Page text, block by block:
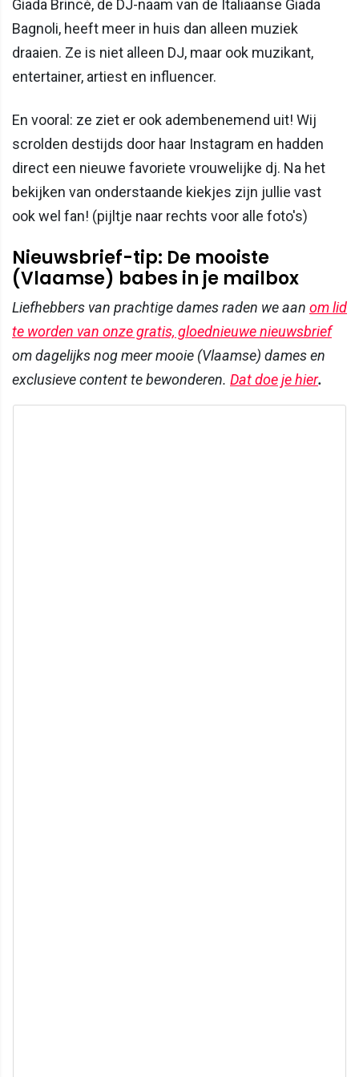
Giada Brincè, de DJ-naam van de Italiaanse Giada
Bagnoli, heeft meer in huis dan alleen muziek
draaien. Ze is niet alleen DJ, maar ook muzikant,
entertainer, artiest en influencer.
En vooral: ze ziet er ook adembenemend uit! Wij
scrolden destijds door haar Instagram en hadden
direct een nieuwe favoriete vrouwelijke dj. Na het
bekijken van onderstaande kiekjes zijn jullie vast
ook wel fan! (pijltje naar rechts voor alle foto's)
Nieuwsbrief-tip: De mooiste
(Vlaamse) babes in je mailbox
Liefhebbers van prachtige dames raden we aan om lid
te worden van onze gratis, gloednieuwe nieuwsbrief
om dagelijks nog meer mooie (Vlaamse) dames en
exclusieve content te bewonderen. Dat doe je hier.